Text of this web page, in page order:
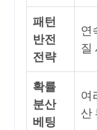
패턴
반전
전략
연
질
확률
분산
베팅
여
산